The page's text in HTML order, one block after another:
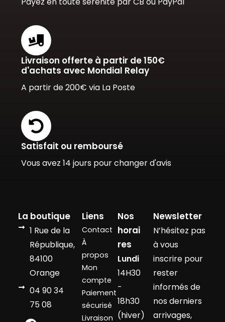
Livraison offerte à partir de 150€
d'achats avec Mondial Relay
A partir de 200€ via La Poste
Satisfait ou remboursé
Vous avez 14 jours pour changer d'avis
La boutique
1 Rue de la
République,
84100
Orange
04 90 34
75 08
Liens
Contact
À
propos
Mon
compte
Paiement
sécurisé
Livraison
Nos
horai
res
Lundi
14H30
-
18h30
(hiver)
Newsletter
N’hésitez pas
à vous
inscrire pour
rester
informés de
nos derniers
arrivages,